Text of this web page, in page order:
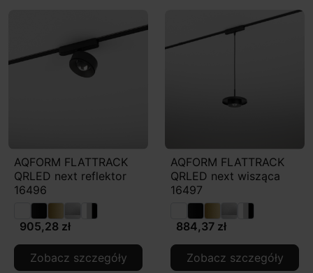
AQFORM FLATTRACK
QRLED next reflektor
16496
905,28 zł
Zobacz szczegóły
AQFORM FLATTRACK
QRLED next wisząca
16497
884,37 zł
Zobacz szczegóły